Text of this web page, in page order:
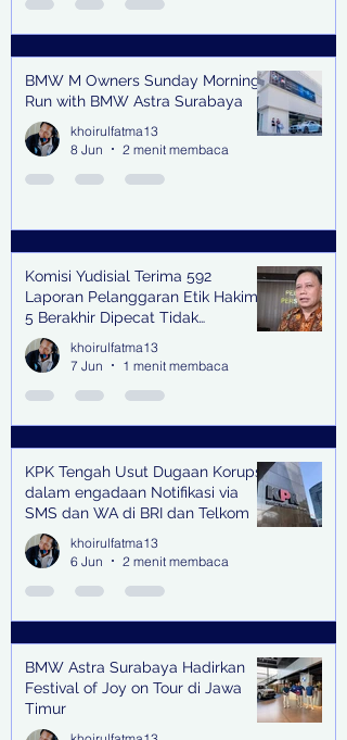
BMW M Owners Sunday Morning
Run with BMW Astra Surabaya
khoirulfatma13
8 Jun
2 menit membaca
Komisi Yudisial Terima 592
Laporan Pelanggaran Etik Hakim,
5 Berakhir Dipecat Tidak
Terhormat
khoirulfatma13
7 Jun
1 menit membaca
KPK Tengah Usut Dugaan Korupsi
dalam engadaan Notifikasi via
SMS dan WA di BRI dan Telkom
khoirulfatma13
6 Jun
2 menit membaca
BMW Astra Surabaya Hadirkan
Festival of Joy on Tour di Jawa
Timur